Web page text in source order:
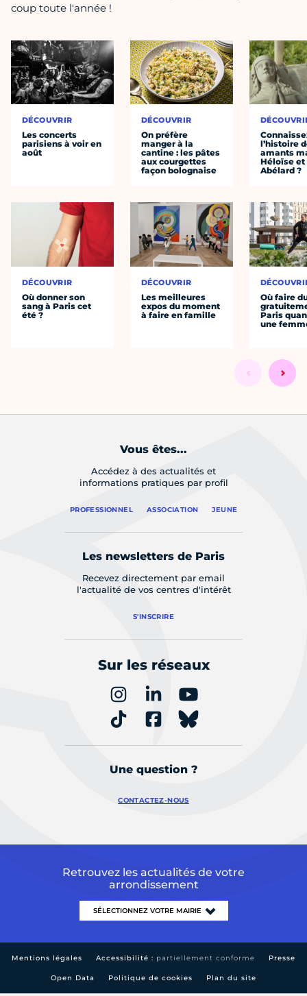
coup toute l'année !
DÉCOUVRIR
Les concerts
parisiens à voir en
août
DÉCOUVRIR
Où donner son
sang à Paris cet
été ?
DÉCOUVRIR
On préfère
manger à la
cantine : les pâtes
aux courgettes
façon bolognaise
DÉCOUVRIR
Les meilleures
expos du moment
à faire en famille
l’histoire
amants
Héloïse et
Abélard ?
Où faire
Paris
une
Vous êtes...
Accédez à des actualités et
informations pratiques par profil
PROFESSIONNEL ASSOCIATION JEUNE
Les newsletters de Paris
Recevez directement par email
l'actualité de vos centres d'intérêt
S'INSCRIRE
Sur les réseaux
Une question ?
CONTACTEZ-NOUS
Retrouvez les actualités de votre
arrondissement
Mentions légales Accessibilité : partiellement conforme Presse
Open Data Politique de cookies Plan du site